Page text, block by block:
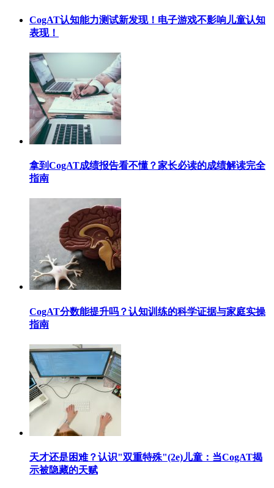
CogAT认知能力测试新发现！电子游戏不影响儿童认知
表现！
拿到CogAT成绩报告看不懂？家长必读的成绩解读完全
指南
CogAT分数能提升吗？认知训练的科学证据与家庭实操
指南
天才还是困难？认识"双重特殊"(2e)儿童：当CogAT揭
示被隐藏的天赋